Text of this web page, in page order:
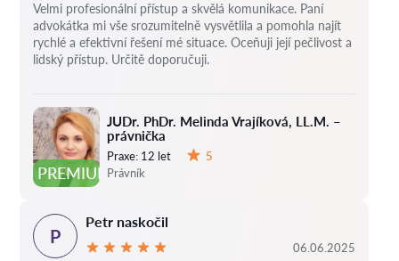
PREMIUM
JUDr. PhDr. Melinda Vrajíková, LL.M. –
právnička
Praxe: 12 let
5
Právník
Velmi profesionální přístup a skvělá komunikace. Paní
advokátka mi vše srozumitelně vysvětlila a pomohla najít
rychlé a efektivní řešení mé situace. Oceňuji její pečlivost a
lidský přístup. Určitě doporučuji.
P
Petr naskočil
06.06.2025